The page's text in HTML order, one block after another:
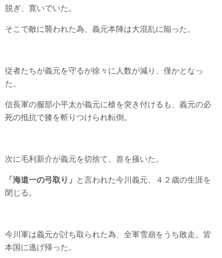
脱ぎ、寛いでいた。
そこで敵に襲われた為、義元本陣は大混乱に陥った。
従者たちが義元を守るが徐々に人数が減り、僅かとなっ
た。
信長軍の服部小平太が義元に槍を突き付けるも、義元の必
死の抵抗で膝を斬りつけられ転倒。
次に毛利新介が義元を切捨て、首を掻いた。
「海道一の弓取り」
と言われた今川義元、４２歳の生涯を
閉じる。
今川軍は義元が討ち取られた為、全軍雪崩をうち敗走。皆
本国に逃げ帰った。